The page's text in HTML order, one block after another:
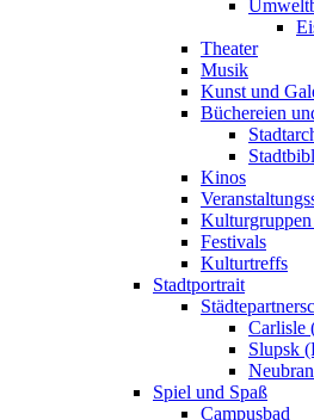
Theater
Musik
Kunst und
Büchereien
Kinos
Festivals
Kulturtreffs
Stadtportrait
Carlisle
Slupsk
Spiel und Spaß
Campusbad